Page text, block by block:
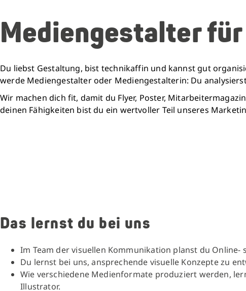
Mediengestalter
Du liebst Gestaltung, bist technikaffin und kannst gut
werde Mediengestalter oder Mediengestalterin: Du
Wir machen dich fit, damit du Flyer, Poster,
deinen Fähigkeiten bist du ein wertvoller Teil unseres
Das lernst du bei uns
Im Team der visuellen Kommunikation planst du
Du lernst bei uns, ansprechende visuelle Konzepte zu
Wie verschiedene Medienformate produziert werden,
Illustrator.